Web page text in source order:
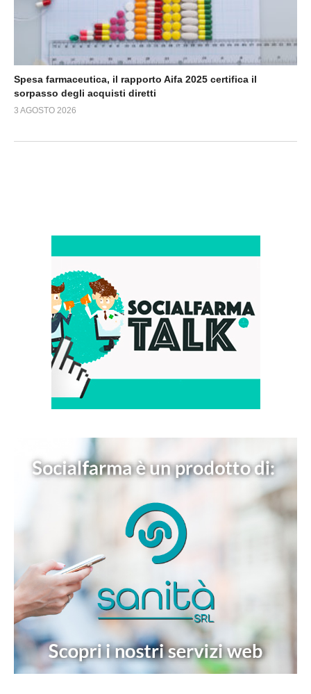
Spesa farmaceutica, il rapporto Aifa 2025 certifica il
sorpasso degli acquisti diretti
3 AGOSTO 2026